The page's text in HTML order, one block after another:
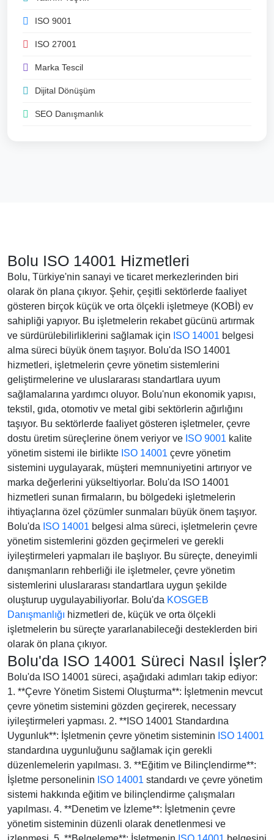
ISO 9001
ISO 27001
Marka Tescil
Dijital Dönüşüm
SEO Danışmanlık
Bolu ISO 14001 Hizmetleri
Bolu, Türkiye'nin sanayi ve ticaret merkezlerinden biri
olarak ön plana çıkıyor. Şehir, çeşitli sektörlerde faaliyet
gösteren birçok küçük ve orta ölçekli işletmeye (KOBİ) ev
sahipliği yapıyor. Bu işletmelerin rekabet gücünü artırmak
ve sürdürülebilirliklerini sağlamak için ISO 14001 belgesi
alma süreci büyük önem taşıyor. Bolu'da ISO 14001
hizmetleri, işletmelerin çevre yönetim sistemlerini
geliştirmelerine ve uluslararası standartlara uyum
sağlamalarına yardımcı oluyor. Bolu'nun ekonomik yapısı,
tekstil, gıda, otomotiv ve metal gibi sektörlerin ağırlığını
taşıyor. Bu sektörlerde faaliyet gösteren işletmeler, çevre
dostu üretim süreçlerine önem veriyor ve ISO 9001 kalite
yönetim sistemi ile birlikte ISO 14001 çevre yönetim
sistemini uygulayarak, müşteri memnuniyetini artırıyor ve
marka değerlerini yükseltiyorlar. Bolu'da ISO 14001
hizmetleri sunan firmaların, bu bölgedeki işletmelerin
ihtiyaçlarına özel çözümler sunmaları büyük önem taşıyor.
Bolu'da ISO 14001 belgesi alma süreci, işletmelerin çevre
yönetim sistemlerini gözden geçirmeleri ve gerekli
iyileştirmeleri yapmaları ile başlıyor. Bu süreçte, deneyimli
danışmanların rehberliği ile işletmeler, çevre yönetim
sistemlerini uluslararası standartlara uygun şekilde
oluşturup uygulayabiliyorlar. Bolu'da KOSGEB
Danışmanlığı hizmetleri de, küçük ve orta ölçekli
işletmelerin bu süreçte yararlanabileceği desteklerden biri
olarak ön plana çıkıyor.
Bolu'da ISO 14001 Süreci Nasıl İşler?
Bolu'da ISO 14001 süreci, aşağıdaki adımları takip ediyor:
1. **Çevre Yönetim Sistemi Oluşturma**: İşletmenin mevcut
çevre yönetim sistemini gözden geçirerek, necessary
iyileştirmeleri yapması. 2. **ISO 14001 Standardına
Uygunluk**: İşletmenin çevre yönetim sisteminin ISO 14001
standardına uygunluğunu sağlamak için gerekli
düzenlemelerin yapılması. 3. **Eğitim ve Bilinçlendirme**:
İşletme personelinin ISO 14001 standardı ve çevre yönetim
sistemi hakkında eğitim ve bilinçlendirme çalışmaları
yapılması. 4. **Denetim ve İzleme**: İşletmenin çevre
yönetim sisteminin düzenli olarak denetlenmesi ve